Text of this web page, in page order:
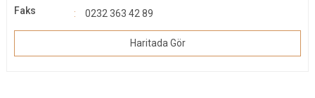
Faks
0232 363 42 89
Haritada Gör